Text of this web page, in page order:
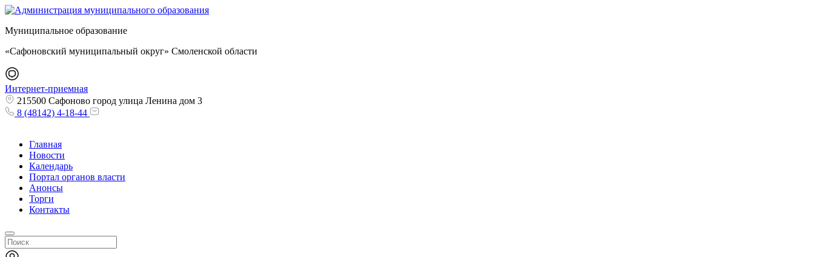
Муниципальное образование
«Сафоновский муниципальный округ» Смоленской области
Интернет-приемная
215500 Сафоново город улица Ленина дом 3
8 (48142) 4-18-44
Главная
Новости
Календарь
Портал органов власти
Анонсы
Торги
Контакты